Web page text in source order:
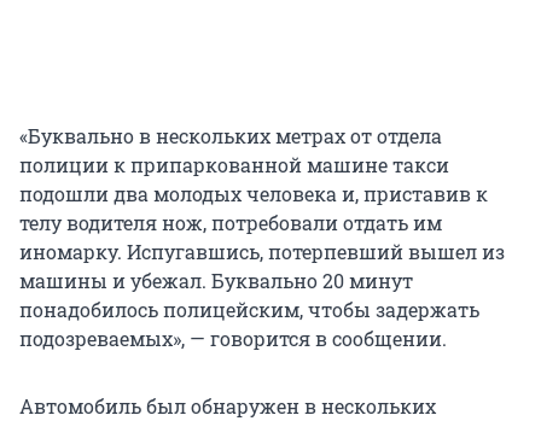
«Буквально в нескольких метрах от отдела
полиции к припаркованной машине такси
подошли два молодых человека и, приставив к
телу водителя нож, потребовали отдать им
иномарку. Испугавшись, потерпевший вышел из
машины и убежал. Буквально 20 минут
понадобилось полицейским, чтобы задержать
подозреваемых», — говорится в сообщении.
Автомобиль был обнаружен в нескольких